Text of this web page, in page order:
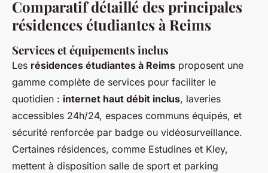
Comparatif détaillé des principales
résidences étudiantes à Reims
Services et équipements inclus
Les résidences étudiantes à Reims proposent une
gamme complète de services pour faciliter le
quotidien : internet haut débit inclus, laveries
accessibles 24h/24, espaces communs équipés, et
sécurité renforcée par badge ou vidéosurveillance.
Certaines résidences, comme Estudines et Kley,
mettent à disposition salle de sport et parking